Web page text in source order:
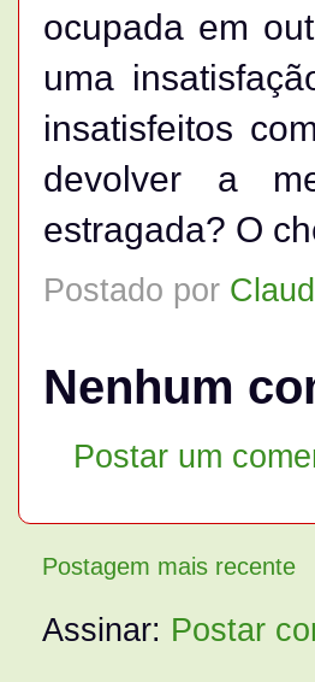
ocupada em
uma
insatisfeitos
devolver a
estragada? O
Postado por
Nenhum
Postar um
Postagem mais recente
Assinar: Postar